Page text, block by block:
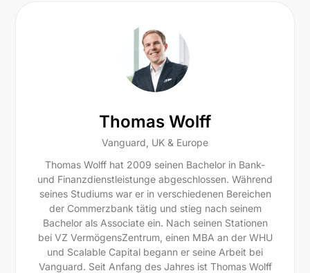
Thomas Wolff
Vanguard, UK & Europe
Thomas Wolff hat 2009 seinen Bachelor in Bank-
und Finanzdienstleistunge abgeschlossen. Während
seines Studiums war er in verschiedenen Bereichen
der Commerzbank tätig und stieg nach seinem
Bachelor als Associate ein. Nach seinen Stationen
bei VZ VermögensZentrum, einen MBA an der WHU
und Scalable Capital begann er seine Arbeit bei
Vanguard. Seit Anfang des Jahres ist Thomas Wolff